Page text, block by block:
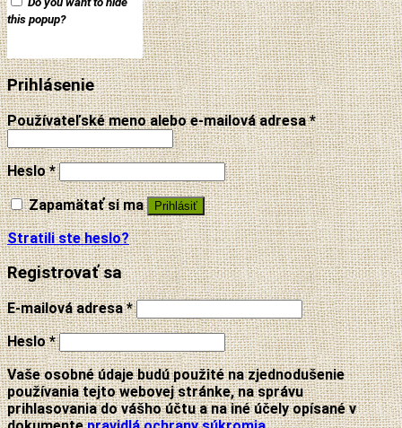
this popup?
Prihlásenie
Používateľské meno alebo e-mailová adresa*
Heslo*
Zapamätať si ma
Prihlásiť
Stratili ste heslo?
Registrovať sa
E-mailová adresa*
Heslo*
Vaše osobné údaje budú použité na zjednodušenie
používania tejto webovej stránke, na správu
prihlasovania do vášho účtu a na iné účely opísané v